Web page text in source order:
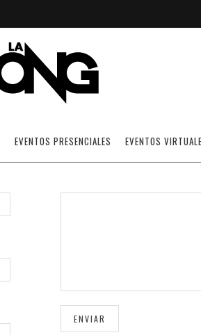
EVENTOS PRESENCIALES EVENTOS